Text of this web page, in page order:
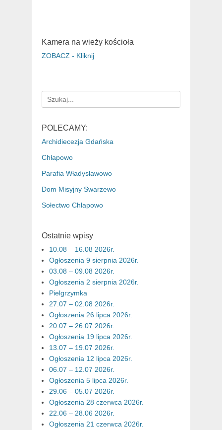
Kamera na wieży kościoła
ZOBACZ - Kliknij
Search
for:
POLECAMY:
Archidiecezja Gdańska
Chłapowo
Parafia Władysławowo
Dom Misyjny Swarzewo
Sołectwo Chłapowo
Ostatnie wpisy
10.08 – 16.08 2026r.
Ogłoszenia 9 sierpnia 2026r.
03.08 – 09.08 2026r.
Ogłoszenia 2 sierpnia 2026r.
Pielgrzymka
27.07 – 02.08 2026r.
Ogłoszenia 26 lipca 2026r.
20.07 – 26.07 2026r.
Ogłoszenia 19 lipca 2026r.
13.07 – 19.07 2026r.
Ogłoszenia 12 lipca 2026r.
06.07 – 12.07 2026r.
Ogłoszenia 5 lipca 2026r.
29.06 – 05.07 2026r.
Ogłoszenia 28 czerwca 2026r.
22.06 – 28.06 2026r.
Ogłoszenia 21 czerwca 2026r.